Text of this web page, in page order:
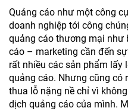
Quảng cáo như một công
doanh nghiệp tới công
quảng cáo thương mại như
cáo – marketing cần đến
rất nhiều các sản phẩm
quảng cáo. Nhưng cũng có
thua lỗ nặng nề chỉ vì
dịch quảng cáo của mình.